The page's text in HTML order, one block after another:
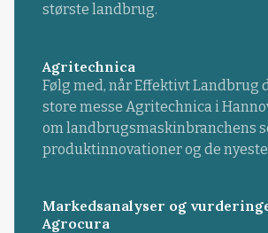
største landbrug.
Agritechnica
Følg med, når Effektivt Landbrug
store messe Agritechnica i
om landbrugsmaskinbranchens
produktinnovationer og de
Markedsanalyser og
Agrocura